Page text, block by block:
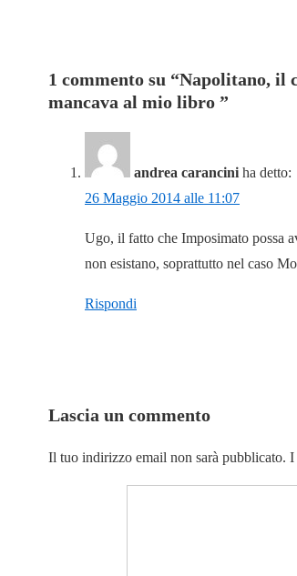
1 commento su “Napolitano, il
mancava al mio libro ”
andrea carancini ha detto:
26 Maggio 2014 alle 11:07
Ugo, il fatto che Imposimato possa
non esistano, soprattutto nel caso
Rispondi
Lascia un commento
Il tuo indirizzo email non sarà pubblicato. I